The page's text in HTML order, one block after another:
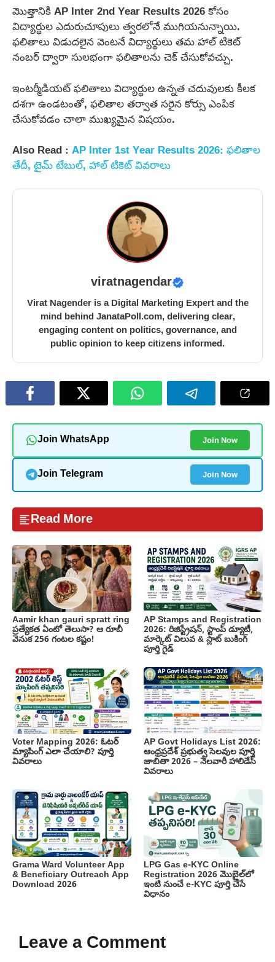
మొత్తానికి AP Inter 2nd Year Results 2026 కోసం
విద్యార్థుల ఎదురుచూపులు త్వరలోనే ముగియనున్నాయి.
ఫలితాలు విడుదలైన వెంటనే విద్యార్థులు తమ హాల్ టికెట్
నంబర్ ద్వారా సులభంగా ఫలితాలను చెక్ చేసుకోవచ్చు.
ఇంటర్మీడియట్ ఫలితాలు విద్యార్థుల ఉన్నత చదువులకు కీలక
దశగా ఉండటంతో, ఫలితాల తర్వాత సరైన కోర్సు ఎంపిక
చేసుకోవడం చాలా ముఖ్యమైన విషయం.
Also Read : AP Inter 1st Year Results 2026: ఫలితాల
తేదీ, టైమ్ టేబుల్, హాల్ టికెట్ వివరాలు
viratnagendar
Virat Nagender is a Digital Marketing Expert and the
mind behind JanataPoll.com, delivering clear,
engaging content on politics, governance, and
public opinion to keep citizens informed.
Join WhatsApp Join Now
Join Telegram Join Now
Read More
Aamir khan gauri spratt ring
ప్రత్యేకత ఏంటో తెలుసా? ఆ రూబీ
వెనుక 256 గంటల కష్టం!
AP Stamps and Registration
2026: రిజిస్ట్రేషన్, స్టాంప్ డ్యూటీ,
మార్కెట్ విలువ & స్లాట్ బుకింగ్
పూర్తి గైడ్
Voter Mapping 2026: ఓటర్
మ్యాపింగ్ ఎలా చేయాలి? పూర్తి
వివరాలు
AP Govt Holidays List 2026:
ఆంధ్రప్రదేశ్ ప్రభుత్వ సెలవుల పూర్తి
జాబితా 2026 – నెలవారీ హాలిడేస్
వివరాలు
Grama Ward Volunteer App
& Beneficiary Outreach App
Download 2026
LPG Gas e-KYC Online
Registration 2026 మొబైల్‌లో
ఇంటి నుంచే e-KYC పూర్తి చేసే
విధానం
Leave a Comment